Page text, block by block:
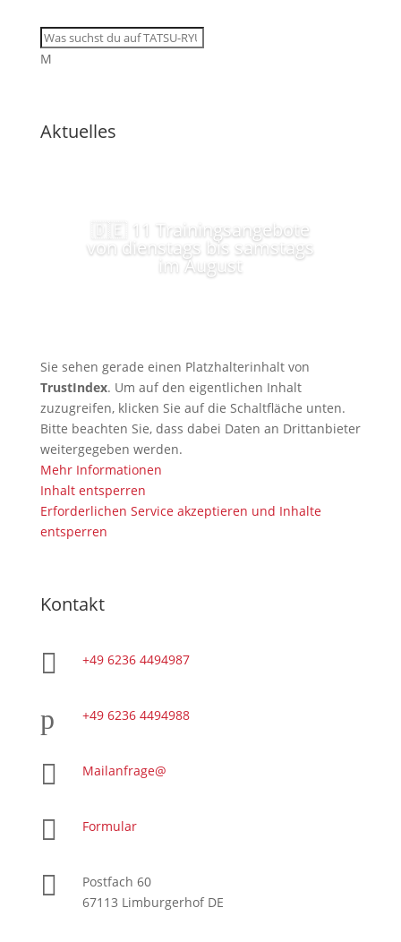
M
Aktuelles
🇩🇪 11 Trainingsangebote
von dienstags bis samstags
im August
Sie sehen gerade einen Platzhalterinhalt von
TrustIndex. Um auf den eigentlichen Inhalt
zuzugreifen, klicken Sie auf die Schaltfläche unten.
Bitte beachten Sie, dass dabei Daten an Drittanbieter
weitergegeben werden.
Mehr Informationen
Inhalt entsperren
Erforderlichen Service akzeptieren und Inhalte
entsperren
Kontakt
 +49 6236 4494987
p +49 6236 4494988
 Mailanfrage@
 Formular

Postfach 60
67113 Limburgerhof DE